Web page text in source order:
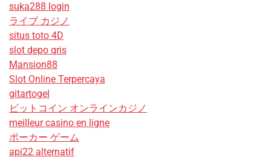
suka288 login
ライブ カジノ
situs toto 4D
slot depo qris
Mansion88
Slot Online Terpercaya
gitartogel
ビットコイン オンラインカジノ
meilleur casino en ligne
ポーカー ゲーム
api22 alternatif